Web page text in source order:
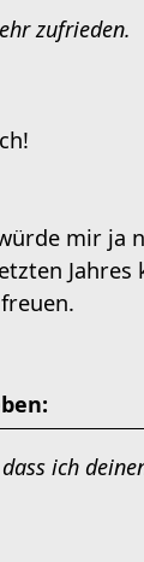
zufrieden.
mir ja
ich